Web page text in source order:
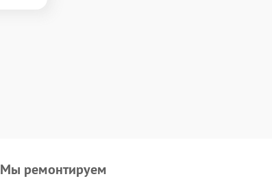
Мы ремонтируем